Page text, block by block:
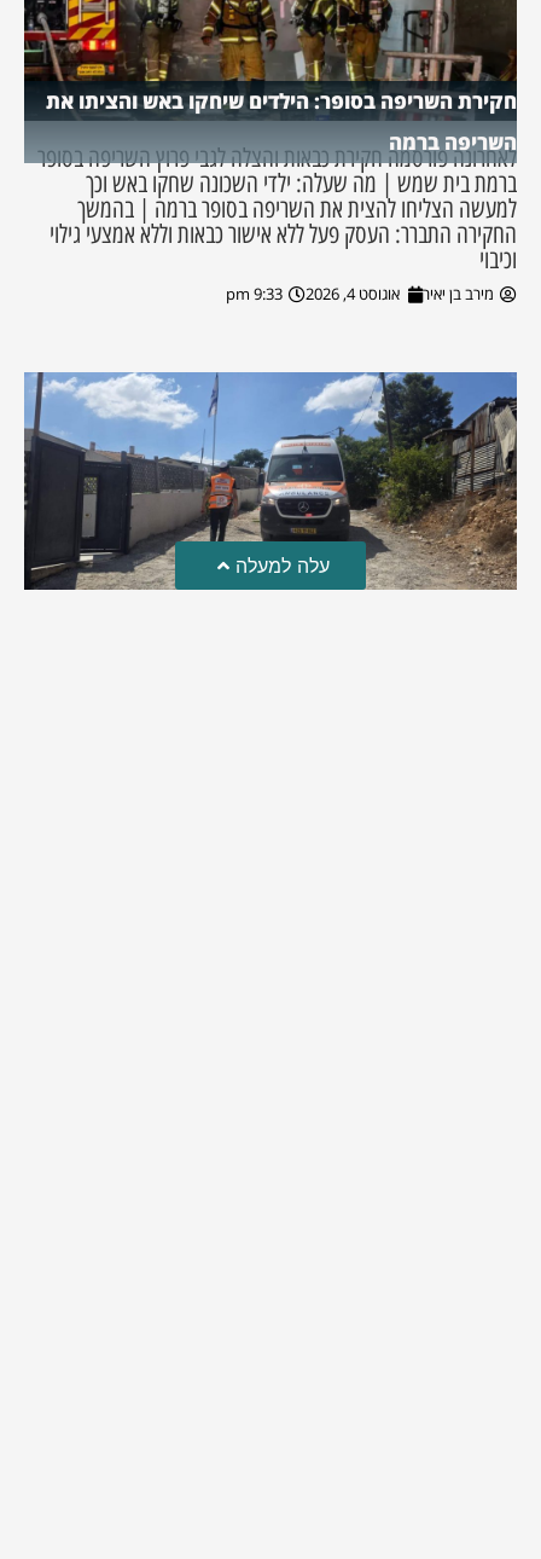
חקירת השריפה בסופר: הילדים שיחקו באש והציתו את
השריפה ברמה
לאחרונה פורסמה חקירת כבאות והצלה לגבי פרוץ השריפה בסופר
ברמת בית שמש | מה שעלה: ילדי השכונה שחקו באש וכך
למעשה הצליחו להצית את השריפה בסופר ברמה | בהמשך
החקירה התברר: העסק פעל ללא אישור כבאות וללא אמצעי גילוי
וכיבוי
מירב בן יאיר אוגוסט 4, 2026 9:33 pm
עלה למעלה